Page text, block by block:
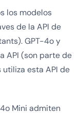
los modelos
de la API de
GPT-4o y
API (son parte de
utiliza esta API de
Mini admiten